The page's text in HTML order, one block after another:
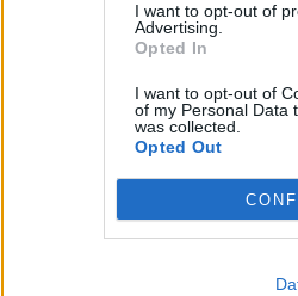
I want to opt-out of
Advertising.
Opted In
I want to opt-out of
of my Personal Data
was collected.
Opted Out
snížení ZŠ Jiráskovy
Twitter
zlevnit parkování
V